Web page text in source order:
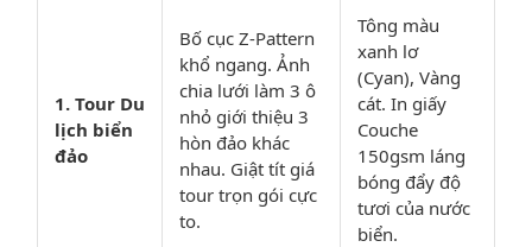
1. Tour Du
lịch biển
đảo
Bố cục Z-Pattern
khổ ngang. Ảnh
chia lưới làm 3 ô
nhỏ giới thiệu 3
hòn đảo khác
nhau. Giật tít giá
tour trọn gói cực
to.
Tông màu
xanh lơ
(Cyan), Vàng
cát. In giấy
Couche
150gsm láng
bóng đẩy độ
tươi của nước
biển.